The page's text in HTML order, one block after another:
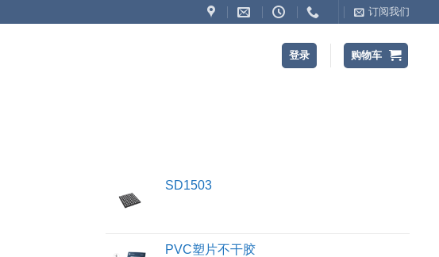
订阅我们
登录 购物车
SD1503
PVC塑片不干胶